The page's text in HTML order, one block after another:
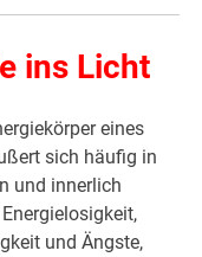
ins Licht
eines
sich häufig in
und innerlich
und Ängste,